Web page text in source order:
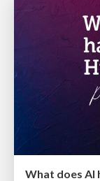
What does AI